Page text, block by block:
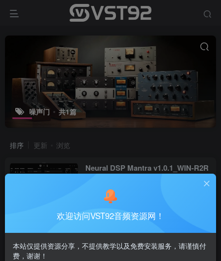
噪声门 共1篇
排序 更新 浏览
Neural DSP Mantra v1.0.1_WIN-R2R
VST插件
8个月前
欢迎访问VST92音频资源网！
本站仅提供资源分享，不提供教学以及免费安装服务，请谨慎付
费，谢谢！